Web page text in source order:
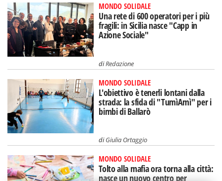
MONDO SOLIDALE
Una rete di 600 operatori per i più
fragili: in Sicilia nasce "Capp in
Azione Sociale"
diRedazione
MONDO SOLIDALE
L'obiettivo è tenerli lontani dalla
strada: la sfida di "TumìAmì" per i
bimbi di Ballarò
diGiulia Ortaggio
MONDO SOLIDALE
Tolto alla mafia ora torna alla città:
nasce un nuovo centro per